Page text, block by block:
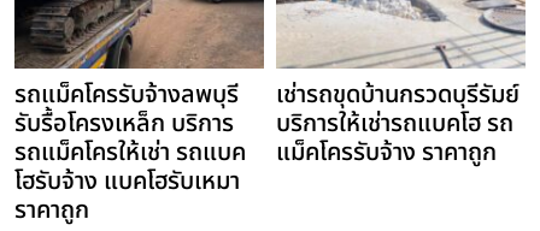
รถแม็คโครรับจ้างลพบุรี
รับรื้อโครงเหล็ก บริการ
รถแม็คโครให้เช่า รถแบค
โฮรับจ้าง แบคโฮรับเหมา
ราคาถูก
เช่ารถขุดบ้านกรวดบุรีรัมย์
บริการให้เช่ารถแบคโฮ รถ
แม็คโครรับจ้าง ราคาถูก